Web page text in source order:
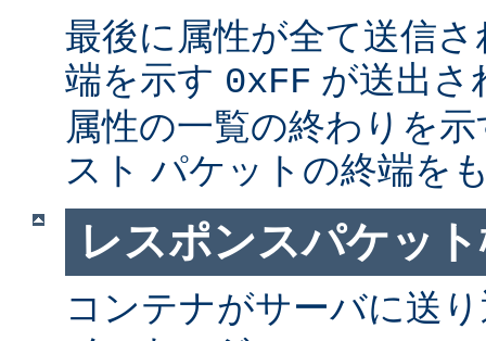
最後に属性が全て送信
端を示す 0xFF が送出さ
属性の一覧の終わりを
スト パケットの終端を
レスポンスパケッ
コンテナがサーバに送